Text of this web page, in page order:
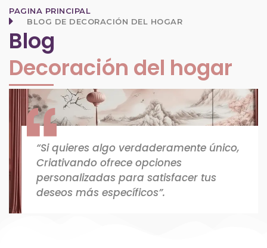
PAGINA PRINCIPAL
BLOG DE DECORACIÓN DEL HOGAR
Blog
Decoración del hogar
“Si quieres algo verdaderamente único,
Criativando ofrece opciones
personalizadas para satisfacer tus
deseos más específicos”.